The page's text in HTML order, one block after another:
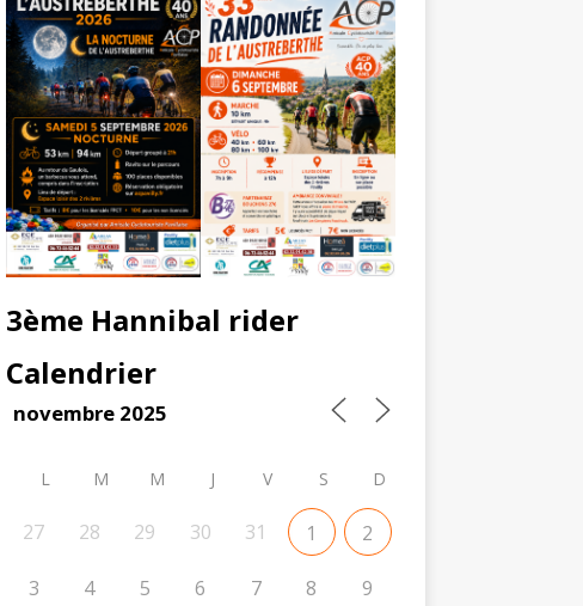
3ème Hannibal rider
Calendrier
novembre 2025
L M M J V S D
27 28 29 30 31 1 2
3 4 5 6 7 8 9